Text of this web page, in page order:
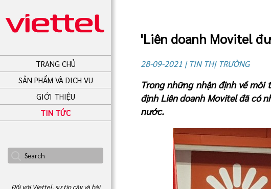
TRANG CHỦ
SẢN PHẨM VÀ DỊCH VỤ
GIỚI THIỆU
TIN TỨC
Đối với Viettel, sự tin cậy và hài
'Liên doanh Movitel
28-09-2021 | TIN THỊ TRƯỜNG
Trong những nhận định về môi
định Liên doanh Movitel đã có
nước.